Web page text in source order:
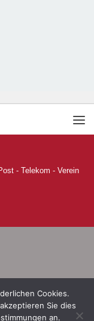
- Telekom - Verein
Cookies.
Sie dies
an.